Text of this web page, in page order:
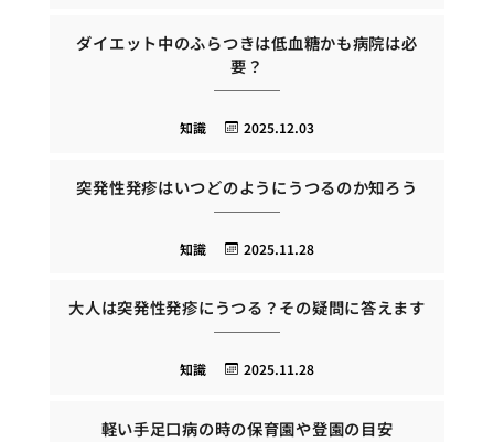
ダイエット中のふらつきは低血糖かも病院は必
要？
2025.12.03
知識
突発性発疹はいつどのようにうつるのか知ろう
2025.11.28
知識
大人は突発性発疹にうつる？その疑問に答えます
2025.11.28
知識
軽い手足口病の時の保育園や登園の目安